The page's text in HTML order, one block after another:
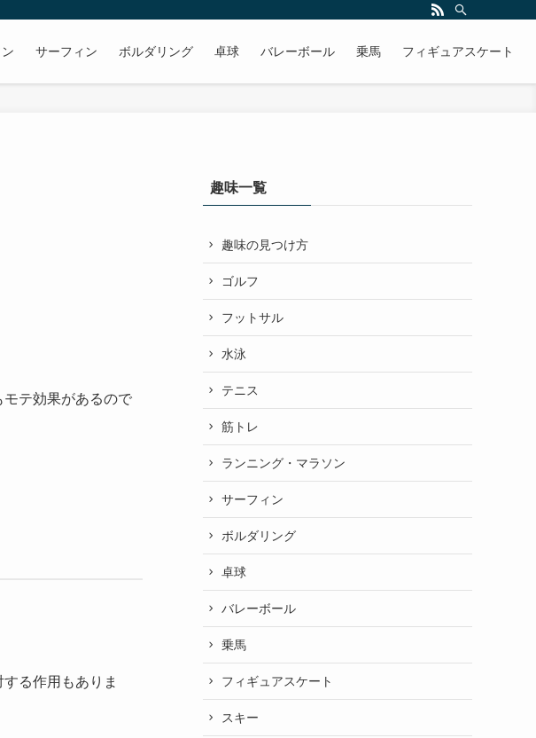
サーフィン ボルダリング 卓球 バレーボール 乗馬 フィギュアスケート
テ効果があるので
る作用もありま
趣味一覧
趣味の見つけ方
ゴルフ
フットサル
水泳
テニス
筋トレ
ランニング・マラソン
サーフィン
ボルダリング
卓球
バレーボール
乗馬
フィギュアスケート
スキー